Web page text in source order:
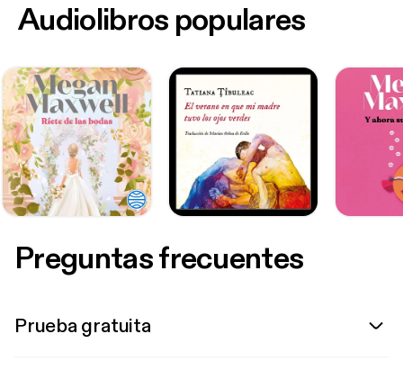
Audiolibros populares
Preguntas frecuentes
Prueba gratuita